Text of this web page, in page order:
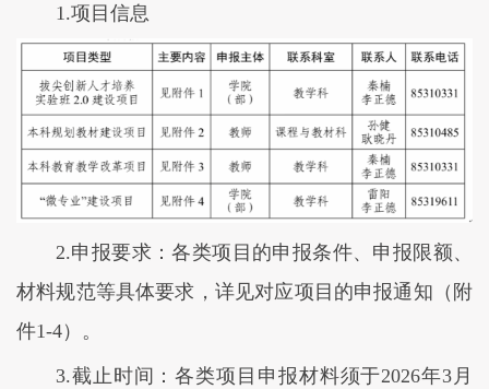
1.项目信息
2.申报要求：各类项目的申报条件、申报限额、
材料规范等具体要求，详见对应项目的申报通知（附
件1-4）。
3.截止时间：各类项目申报材料须于2026年3月